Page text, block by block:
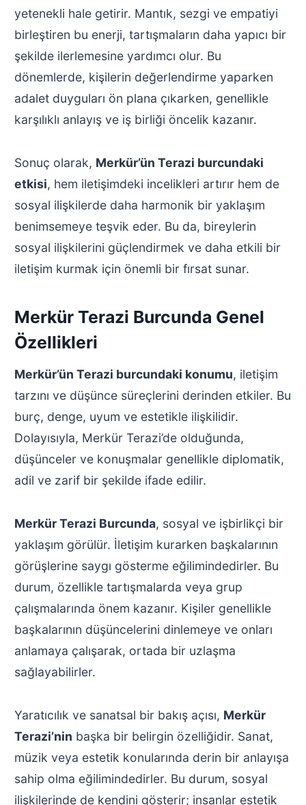
yetenekli hale getirir. Mantık, sezgi ve empatiyi
birleştiren bu enerji, tartışmaların daha yapıcı bir
şekilde ilerlemesine yardımcı olur. Bu
dönemlerde, kişilerin değerlendirme yaparken
adalet duyguları ön plana çıkarken, genellikle
karşılıklı anlayış ve iş birliği öncelik kazanır.
Sonuç olarak, Merkür’ün Terazi burcundaki
etkisi, hem iletişimdeki incelikleri artırır hem de
sosyal ilişkilerde daha harmonik bir yaklaşım
benimsemeye teşvik eder. Bu da, bireylerin
sosyal ilişkilerini güçlendirmek ve daha etkili bir
iletişim kurmak için önemli bir fırsat sunar.
Merkür Terazi Burcunda Genel
Özellikleri
Merkür’ün Terazi burcundaki konumu, iletişim
tarzını ve düşünce süreçlerini derinden etkiler. Bu
burç, denge, uyum ve estetikle ilişkilidir.
Dolayısıyla, Merkür Terazi’de olduğunda,
düşünceler ve konuşmalar genellikle diplomatik,
adil ve zarif bir şekilde ifade edilir.
Merkür Terazi Burcunda, sosyal ve işbirlikçi bir
yaklaşım görülür. İletişim kurarken başkalarının
görüşlerine saygı gösterme eğilimindedirler. Bu
durum, özellikle tartışmalarda veya grup
çalışmalarında önem kazanır. Kişiler genellikle
başkalarının düşüncelerini dinlemeye ve onları
anlamaya çalışarak, ortada bir uzlaşma
sağlayabilirler.
Yaratıcılık ve sanatsal bir bakış açısı, Merkür
Terazi’nin başka bir belirgin özelliğidir. Sanat,
müzik veya estetik konularında derin bir anlayışa
sahip olma eğilimindedirler. Bu durum, sosyal
ilişkilerinde de kendini gösterir; insanlar estetik